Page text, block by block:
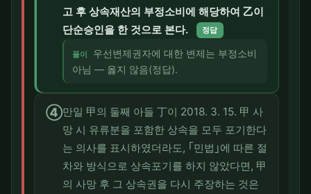
고 후 상속재산의 부정소비에 해당하여 乙이
단순승인을 한 것으로 본다.
정답
풀이
우선변제권자에 대한 변제는 부정소비
아님 — 옳지 않음(정답).
④만일 甲의 둘째 아들 丁이 2018. 3. 15. 甲 사
망 시 유류분을 포함한 상속을 모두 포기한다
는 의사를 표시하였더라도, ｢민법｣에 따른 절
차와 방식으로 상속포기를 하지 않았다면, 甲
의 사망 후 그 상속권을 다시 주장하는 것은